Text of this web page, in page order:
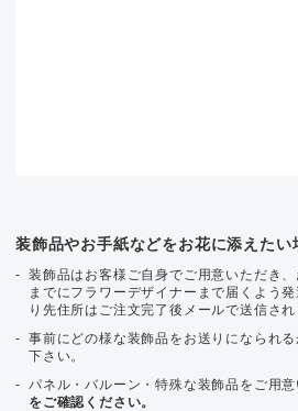
装飾品やお手紙などをお花に添えたい
装飾品はお客様ご自身でご用意いただき
までにフラワーデザイナーまで届くよう
り先住所はご注文完了後メールで送信され
事前にどの様な装飾品をお送りになられ
下さい。
パネル・バルーン・特殊な装飾品をご用
をご確認ください。